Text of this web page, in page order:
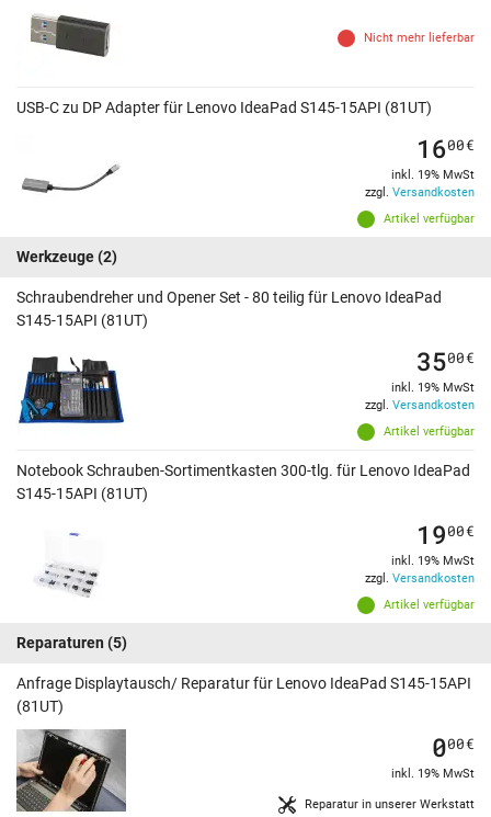
Nicht mehr lieferbar
USB-C zu DP Adapter für Lenovo IdeaPad S145-15API (81UT)
Artikel verfügbar
1600€
inkl. 19% MwSt
zzgl. Versandkosten
Werkzeuge(2)
Schraubendreher und Opener Set - 80 teilig für Lenovo IdeaPad
S145-15API (81UT)
Artikel verfügbar
3500€
inkl. 19% MwSt
zzgl. Versandkosten
Notebook Schrauben-Sortimentkasten 300-tlg. für Lenovo IdeaPad
S145-15API (81UT)
Artikel verfügbar
1900€
inkl. 19% MwSt
zzgl. Versandkosten
Reparaturen (5)
Anfrage Displaytausch/ Reparatur für Lenovo IdeaPad S145-15API
(81UT)
Reparatur in unserer Werkstatt
000€
inkl. 19% MwSt